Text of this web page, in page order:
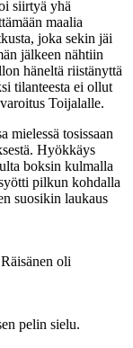
siirtyä yhä
maalia
joka sekin jäi
jälkeen nähtiin
häneltä riistänyttä
tilanteesta ei ollut
Toijalalle.
mielessä tosissaan
Hyökkäys
boksin kulmalla
pilkun kohdalla
suosikin laukaus
oli
pelin sielu.